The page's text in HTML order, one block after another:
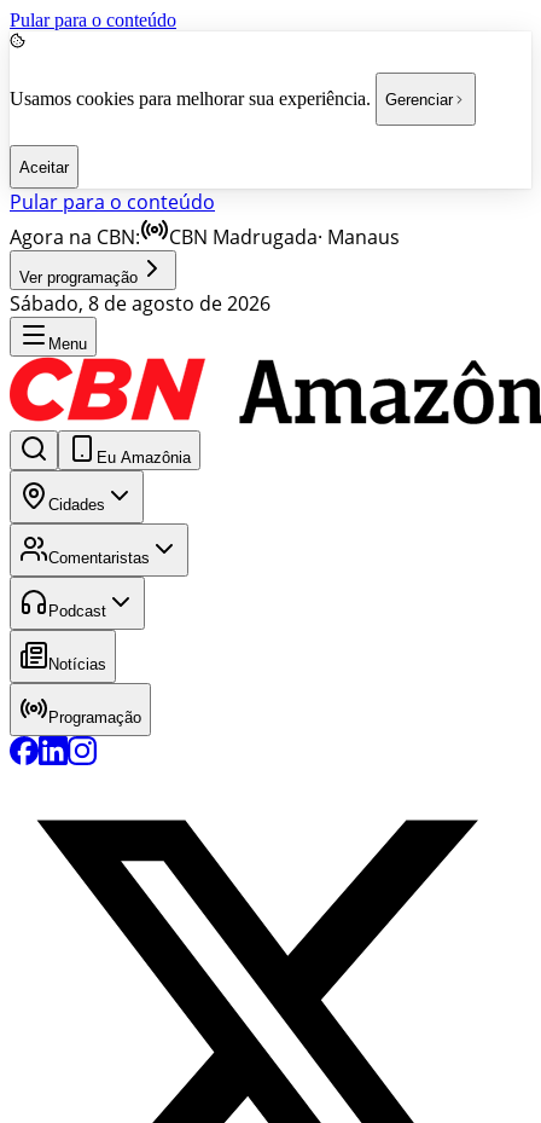
Pular para o conteúdo
Usamos cookies para melhorar sua experiência. Gerenciar
Aceitar
Pular para o conteúdo
Agora na CBN:
CBN Madrugada· Manaus
Ver programação
Sábado, 8 de agosto de 2026
Menu
Eu Amazônia
Cidades
Comentaristas
Podcast
Notícias
Programação